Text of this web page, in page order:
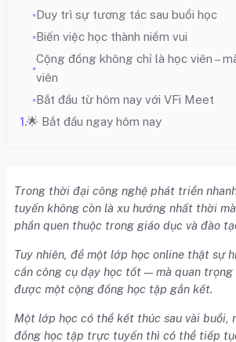
Duy trì sự tương tác sau buổi học
Biến việc học thành niềm vui
Cộng đồng không chỉ là học viên –
viên
Bắt đầu từ hôm nay với VFi Meet
🌟 Bắt đầu ngay hôm nay
Trong thời đại công nghệ phát triển
tuyến không còn là xu hướng nhất thời
phần quen thuộc trong giáo dục và đào
Tuy nhiên, để một lớp học online thật sự
cần công cụ dạy học tốt — mà quan
được một cộng đồng học tập gắn kết.
Một lớp học có thể kết thúc sau vài buổi,
đồng học tập trực tuyến thì có thể tiếp